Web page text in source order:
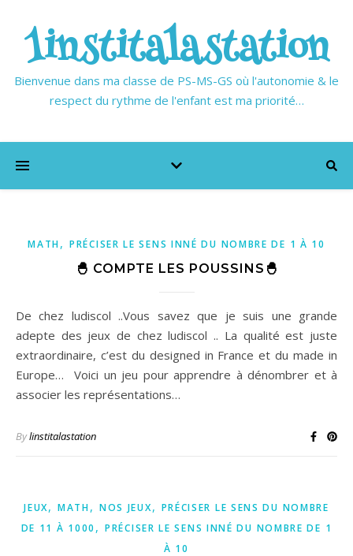
1institalastation
Bienvenue dans ma classe de PS-MS-GS où l'autonomie & le
respect du rythme de l'enfant est ma priorité…
MATH,PRÉCISER LE SENS INNÉ DU NOMBRE DE 1 À 10
🐣 COMPTE LES POUSSINS🐣
De chez ludiscol ..Vous savez que je suis une grande
adepte des jeux de chez ludiscol .. La qualité est juste
extraordinaire, c’est du designed in France et du made in
Europe… Voici un jeu pour apprendre à dénombrer et à
associer les représentations…
Bylinstitalastation
JEUX,MATH, NOS JEUX, PRÉCISER LE SENS DU NOMBRE
DE 11 À 1000 ,PRÉCISER LE SENS INNÉ DU NOMBRE DE 1
À 10